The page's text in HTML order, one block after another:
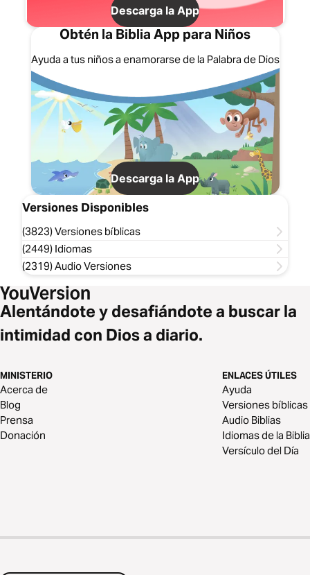
Descarga la App
Obtén la Biblia App para Niños
Ayuda a tus niños a enamorarse de la Palabra de Dios
Descarga la App
Versiones Disponibles
(3823) Versiones bíblicas
(2449) Idiomas
(2319) Audio Versiones
Alentándote y desafiándote a buscar la
intimidad con Dios a diario.
MINISTERIO
Acerca de
Blog
Prensa
Donación
ENLACES ÚTILES
Ayuda
Versiones bíblicas
Audio Biblias
Idiomas de la Biblia
Versículo del Día